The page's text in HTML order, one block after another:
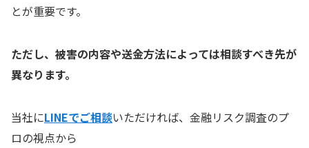
とが重要です。
ただし、被害の内容や送金方法によっては相談すべき先が
異なります。
当社にLINEでご相談いただければ、金融リスク調査のプ
ロの視点から